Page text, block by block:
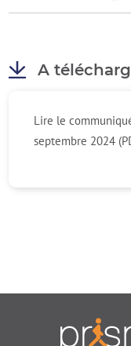
A
Lire le
septembre 2024